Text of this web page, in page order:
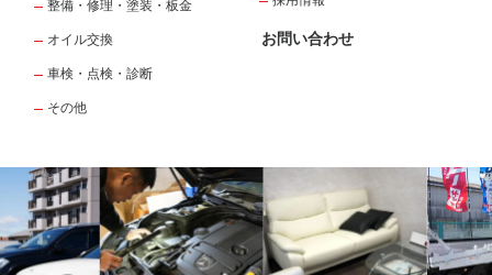
整備・修理・塗装・板金
オイル交換
車検・点検・診断
その他
お問い合わせ